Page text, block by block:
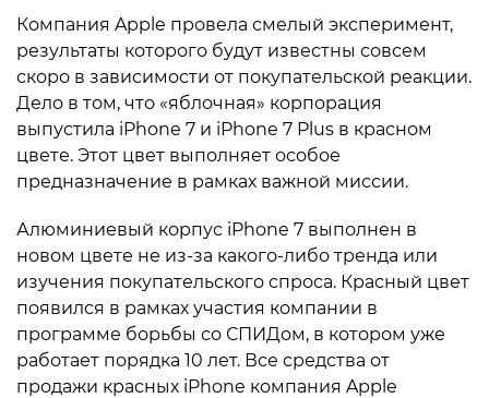
Компания Apple провела смелый эксперимент,
результаты которого будут известны совсем
скоро в зависимости от покупательской реакции.
Дело в том, что «яблочная» корпорация
выпустила iPhone 7 и iPhone 7 Plus в красном
цвете. Этот цвет выполняет особое
предназначение в рамках важной миссии.
Алюминиевый корпус iPhone 7 выполнен в
новом цвете не из-за какого-либо тренда или
изучения покупательского спроса. Красный цвет
появился в рамках участия компании в
программе борьбы со СПИДом, в котором уже
работает порядка 10 лет. Все средства от
продажи красных iPhone компания Apple